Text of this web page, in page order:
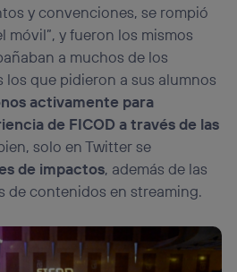
y convenciones, se rompió
móvil”, y fueron los mismos
a muchos de los
que pidieron a sus alumnos
activamente para
de FICOD a través de las
solo en Twitter se
de impactos, además de las
de contenidos en streaming.